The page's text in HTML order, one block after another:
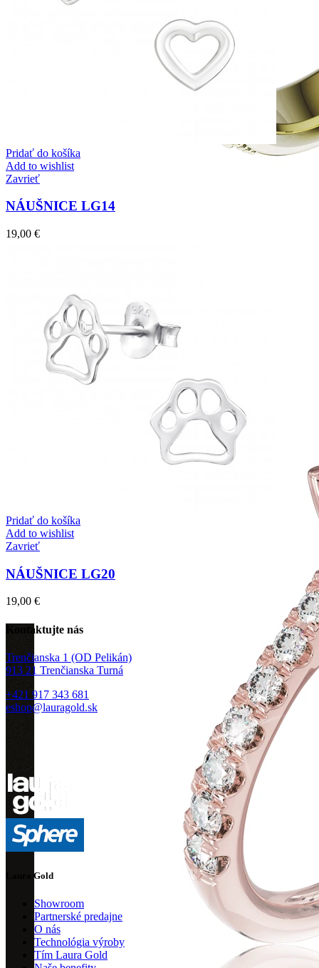
Elegant Night
Zásnubné prstne z kolekcie Elegant Night.
Pridať do košíka
Add to wishlist
Zavrieť
NÁUŠNICE LG14
19,00 €
Pridať do košíka
Add to wishlist
Zavrieť
NÁUŠNICE LG20
19,00 €
Kontaktujte nás
Trenčianska 1 (OD Pelikán)
913 21 Trenčianska Turná
+421 917 343 681
eshop@lauragold.sk
Laura Gold
Showroom
Partnerské predajne
O nás
Technológia výroby
Tím Laura Gold